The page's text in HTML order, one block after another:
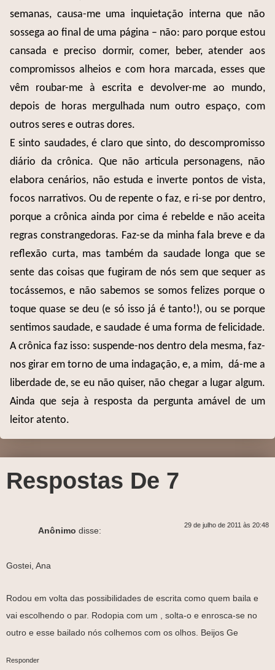
semanas, causa-me uma inquietação interna que não
sossega ao final de uma página – não: paro porque estou
cansada e preciso dormir, comer, beber, atender aos
compromissos alheios e com hora marcada, esses que
vêm roubar-me à escrita e devolver-me ao mundo,
depois de horas mergulhada num outro espaço, com
outros seres e outras dores.
E sinto saudades, é claro que sinto, do descompromisso
diário da crônica. Que não articula personagens, não
elabora cenários, não estuda e inverte pontos de vista,
focos narrativos. Ou de repente o faz, e ri-se por dentro,
porque a crônica ainda por cima é rebelde e não aceita
regras constrangedoras. Faz-se da minha fala breve e da
reflexão curta, mas também da saudade longa que se
sente das coisas que fugiram de nós sem que sequer as
tocássemos, e não sabemos se somos felizes porque o
toque quase se deu (e só isso já é tanto!), ou se porque
sentimos saudade, e saudade é uma forma de felicidade.
A crônica faz isso: suspende-nos dentro dela mesma, faz-
nos girar em torno de uma indagação, e, a mim, dá-me a
liberdade de, se eu não quiser, não chegar a lugar algum.
Ainda que seja à resposta da pergunta amável de um
leitor atento.
Respostas De 7
Anônimo disse:
29 de julho de 2011 às 20:48
Gostei, Ana
Rodou em volta das possibilidades de escrita como quem baila e
vai escolhendo o par. Rodopia com um , solta-o e enrosca-se no
outro e esse bailado nós colhemos com os olhos. Beijos Ge
Responder